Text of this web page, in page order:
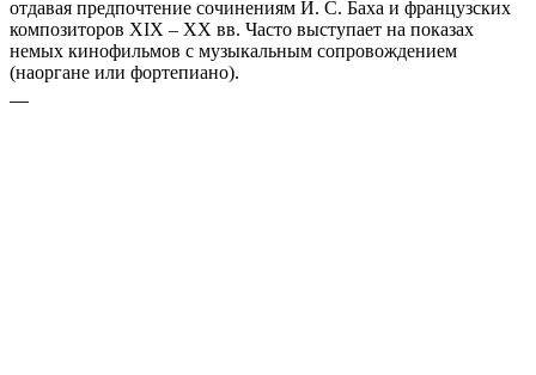
отдавая предпочтение сочинениям И. С. Баха и французских
композиторов XIX – XX вв. Часто выступает на показах
немых кинофильмов с музыкальным сопровождением
(наоргане или фортепиано).